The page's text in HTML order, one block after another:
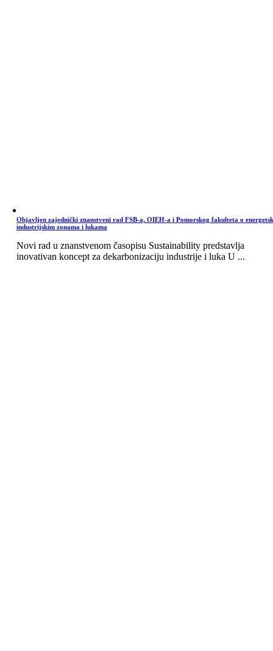
Objavljen zajednički znanstveni rad FSB-a, OIEH-a i Pomorskog fakulteta o
industrijskim zonama i lukama
Novi rad u znanstvenom časopisu Sustainability predstavlja
inovativan koncept za dekarbonizaciju industrije i luka U ...